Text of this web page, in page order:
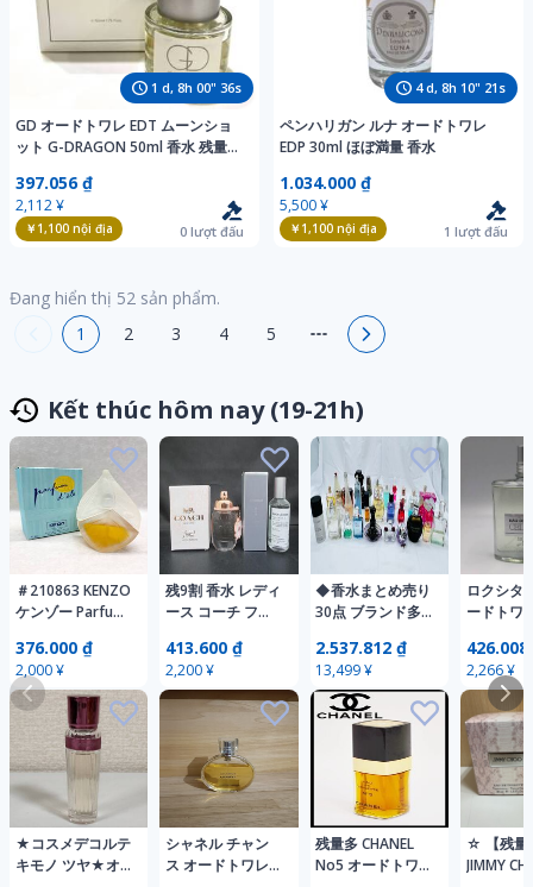
1 d, 8h 00" 34s
GD オードトワレ EDT ムーンショ
ット G-DRAGON 50ml 香水 残量7
397.056 ₫
2,112 ¥
￥1,100nội địa 0 lượt đấu
4d, 8h 10" 19 s
ペンハリガン ルナ オードトワレ
EDP 30ml ほぼ満量 香水
1.034.000 ₫
5,500 ¥
￥1,100nội địa 1 lượt đấu
Đang hiển thị 52 sản phẩm.
1
2 3 4 5
Kết thúc hôm nay (19-21h)
＃210863 KENZO
ケンゾー Parfum
デテ オードトワ
レ 香水 50ml
376.000 ₫
2,000 ¥
残9割 香水 レディ
ース コーチ フロ
ルファム 30ml
NILE サボンカシ
ミア ファインフ
レグランス 50ml
413.600 ₫
2,200 ¥
◆香水まとめ売り
30点 ブランド多
2.537.812 ₫
13,499 ¥
ロクシタ
ードトワ
水
426.008
2,266 ¥
★コスメデコルテ
キモノ ツヤ★オ
シャネル チャン
ス オードトワレ
残量多 CHANEL
No5 オードトワ
☆ 【残量
JIMMY